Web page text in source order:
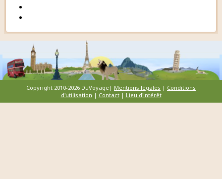
Copyright 2010-2026 DuVoyage| Mentions légales | Conditions
d'utilisation | Contact| Lieu d'intérêt